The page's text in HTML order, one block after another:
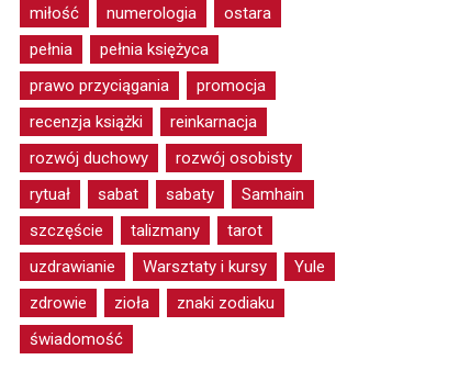
miłość
numerologia
ostara
pełnia
pełnia księżyca
prawo przyciągania
promocja
recenzja książki
reinkarnacja
rozwój duchowy
rozwój osobisty
rytuał
sabat sabaty
Samhain
szczęście
talizmany
tarot
uzdrawianie
Warsztaty i kursy
Yule
zdrowie
zioła
znaki zodiaku
świadomość